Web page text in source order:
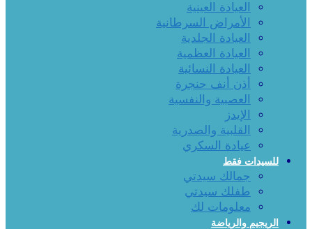
العيادة العينية
الأمراض السرطانية
العيادة الجلدية
العيادة العظمية
العيادة النسائية
أذن أنف حنجرة
العصبية والنفسية
الإيدز
القلبية والصدرية
عيادة السكري
للسيدات فقط
جمالك سيدتي
طفلك سيدتي
معلومات لك
الريجيم والرياضة